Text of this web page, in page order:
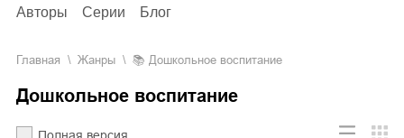
Авторы
Серии Блог
Главная Жанры Дошкольное воспитание
Дошкольное воспитание
Полная версия